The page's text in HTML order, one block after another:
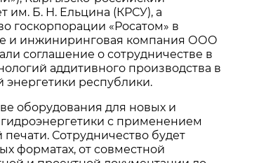
им. Б. Н. Ельцина (КРСУ), а
госкорпорации «Росатом» в
и инжиниринговая компания ООО
соглашение о сотрудничестве в
аддитивного производства в
энергетики республики.
оборудования для новых и
с применением
Сотрудничество будет
форматах, от совместной